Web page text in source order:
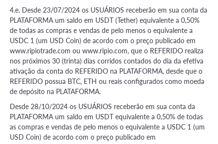
4.e. Desde 23/07/2024 os USUÁRIOS receberão em sua conta da
PLATAFORMA um saldo em USDT (Tether) equivalente a 0,50%
de todas as compras e vendas de pelo menos o equivalente a
USDC 1 (um USD Coin) de acordo com o preço publicado em
www.ripiotrade.com ou www.ripio.com, que o REFERIDO realiza
nos próximos 30 (trinta) dias corridos contados do dia da efetiva
ativação da conta do REFERIDO na PLATAFORMA, desde que o
REFERIDO possua BTC, ETH ou reais configurados como moeda
de depósito na PLATAFORMA.
Desde 28/10/2024 os USUÁRIOS receberão em sua conta da
PLATAFORMA um saldo em USDT equivalente a 0,50% de todas
as compras e vendas de pelo menos o equivalente a USDC 1 (um
USD Coin) de acordo com o preço publicado em